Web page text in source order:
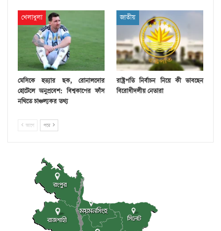
খেলাধুলা
মেসিকে হত্যার ছক, রোনালদোর
হোটেলে অনুপ্রবেশ: বিশ্বকাপের ফাঁস
নথিতে চাঞ্চল্যকর তথ্য
জাতীয়
রাষ্ট্রপতি নির্বাচন নিয়ে কী ভাবছেন
বিরোধীদলীয় নেতারা
আগে পরে